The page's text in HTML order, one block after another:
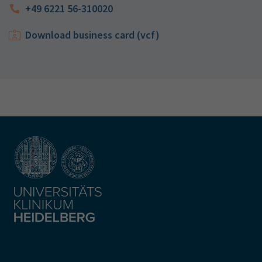
+49 6221 56-310020
Download business card (vcf)